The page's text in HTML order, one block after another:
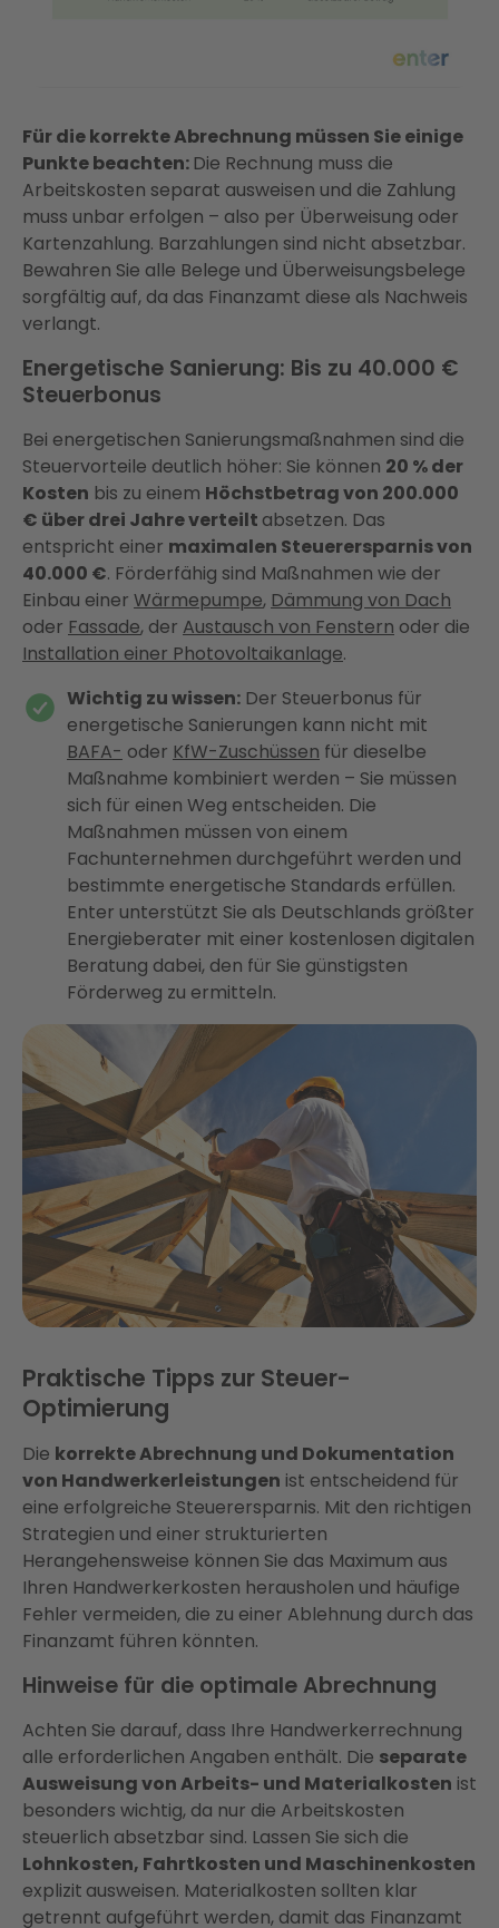
Für die korrekte Abrechnung müssen Sie einige
Punkte beachten: Die Rechnung muss die
Arbeitskosten separat ausweisen und die Zahlung
muss unbar erfolgen – also per Überweisung oder
Kartenzahlung. Barzahlungen sind nicht absetzbar.
Bewahren Sie alle Belege und Überweisungsbelege
sorgfältig auf, da das Finanzamt diese als Nachweis
verlangt.
Energetische Sanierung: Bis zu 40.000 €
Steuerbonus
Bei energetischen Sanierungsmaßnahmen sind die
Steuervorteile deutlich höher: Sie können 20 % der
Kosten bis zu einem Höchstbetrag von 200.000
€ über drei Jahre verteilt absetzen. Das
entspricht einer maximalen Steuerersparnis von
40.000 €. Förderfähig sind Maßnahmen wie der
Einbau einer Wärmepumpe, Dämmung von Dach
oder Fassade, der Austausch von Fenstern oder die
Installation einer Photovoltaikanlage.
Wichtig zu wissen: Der Steuerbonus für
energetische Sanierungen kann nicht mit
BAFA- oder KfW-Zuschüssen für dieselbe
Maßnahme kombiniert werden – Sie müssen
sich für einen Weg entscheiden. Die
Maßnahmen müssen von einem
Fachunternehmen durchgeführt werden und
bestimmte energetische Standards erfüllen.
Enter unterstützt Sie als Deutschlands größter
Energieberater mit einer kostenlosen digitalen
Beratung dabei, den für Sie günstigsten
Förderweg zu ermitteln.
Praktische Tipps zur Steuer-
Optimierung
Die korrekte Abrechnung und Dokumentation
von Handwerkerleistungen ist entscheidend für
eine erfolgreiche Steuerersparnis. Mit den richtigen
Strategien und einer strukturierten
Herangehensweise können Sie das Maximum aus
Ihren Handwerkerkosten herausholen und häufige
Fehler vermeiden, die zu einer Ablehnung durch das
Finanzamt führen könnten.
Hinweise für die optimale Abrechnung
Achten Sie darauf, dass Ihre Handwerkerrechnung
alle erforderlichen Angaben enthält. Die separate
Ausweisung von Arbeits- und Materialkosten ist
besonders wichtig, da nur die Arbeitskosten
steuerlich absetzbar sind. Lassen Sie sich die
Lohnkosten, Fahrtkosten und Maschinenkosten
explizit ausweisen. Materialkosten sollten klar
getrennt aufgeführt werden, damit das Finanzamt